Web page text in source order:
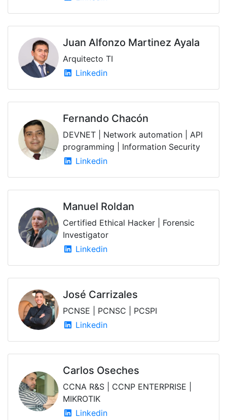
Juan Alfonzo Martinez Ayala
Arquitecto TI
Linkedin
Fernando Chacón
DEVNET | Network automation | API
programming | Information Security
Linkedin
Manuel Roldan
Certified Ethical Hacker | Forensic
Investigator
Linkedin
José Carrizales
PCNSE | PCNSC | PCSPI
Linkedin
Carlos Oseches
CCNA R&S | CCNP ENTERPRISE |
MIKROTIK
Linkedin